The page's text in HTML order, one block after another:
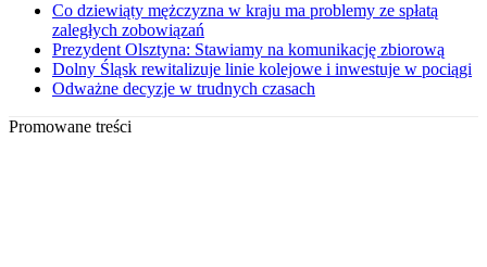
Co dziewiąty mężczyzna w kraju ma problemy ze spłatą
zaległych zobowiązań
Prezydent Olsztyna: Stawiamy na komunikację zbiorową
Dolny Śląsk rewitalizuje linie kolejowe i inwestuje w pociągi
Odważne decyzje w trudnych czasach
Promowane treści